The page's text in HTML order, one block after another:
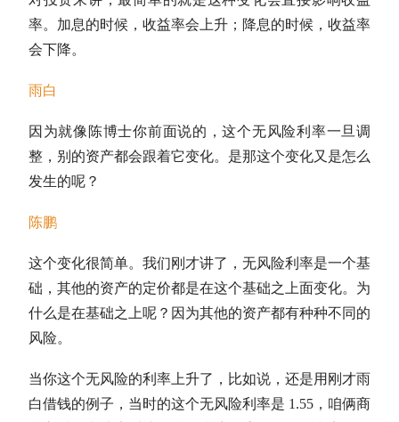
率。加息的时候，收益率会上升；降息的时候，收益率
会下降。
雨白
因为就像陈博士你前面说的，这个无风险利率一旦调
整，别的资产都会跟着它变化。是那这个变化又是怎么
发生的呢？
陈鹏
这个变化很简单。我们刚才讲了，无风险利率是一个基
础，其他的资产的定价都是在这个基础之上面变化。为
什么是在基础之上呢？因为其他的资产都有种种不同的
风险。
当你这个无风险的利率上升了，比如说，还是用刚才雨
白借钱的例子，当时的这个无风险利率是 1.55，咱俩商